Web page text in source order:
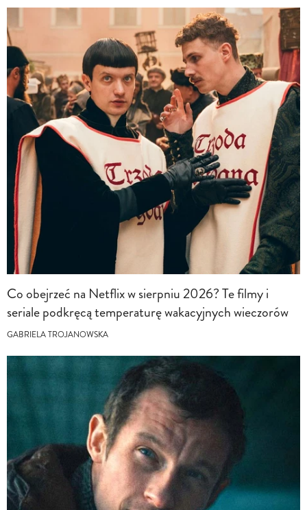
Co obejrzeć na Netflix w sierpniu 2026? Te filmy i
seriale podkręcą temperaturę wakacyjnych wieczorów
GABRIELA TROJANOWSKA